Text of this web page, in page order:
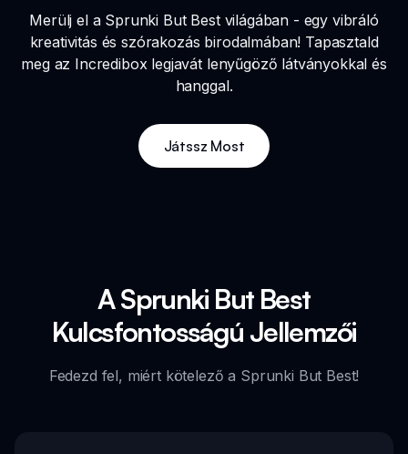
Merülj el a Sprunki But Best világában - egy vibráló
kreativitás és szórakozás birodalmában! Tapasztald
meg az Incredibox legjavát lenyűgöző látványokkal és
hanggal.
Játssz Most
A Sprunki But Best
Kulcsfontosságú Jellemzői
Fedezd fel, miért kötelező a Sprunki But Best!